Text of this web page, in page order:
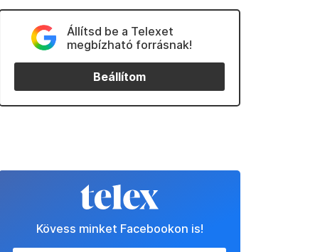
Állítsd be a Telexet
megbízható forrásnak!
Beállítom
Kövess minket Facebookon is!